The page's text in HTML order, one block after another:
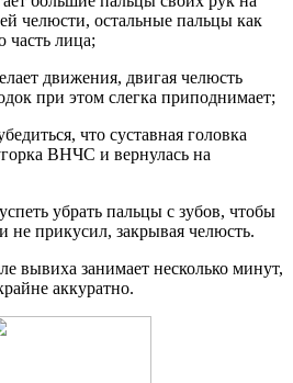
челюсти, остальные пальцы как
лица;
движения, двигая челюсть
при этом слегка приподнимает;
что суставная головка
ВНЧС и вернулась на
убрать пальцы с зубов, чтобы
не прикусил, закрывая челюсть.
вывиха занимает несколько минут,
аккуратно.